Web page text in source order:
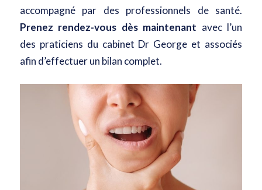
accompagné par des professionnels de santé.
Prenez rendez-vous dès maintenant avec l’un
des praticiens du cabinet Dr George et associés
afin d’effectuer un bilan complet.